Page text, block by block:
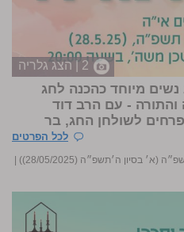
2 | הצג גלריה
נשים מיוחד כהכנה לחג
- עם הרב דוד
לשולחן החג, בר
לכל הפרטים
(א׳ בסיון ה׳תשפ״ה (28/05/2025))
|